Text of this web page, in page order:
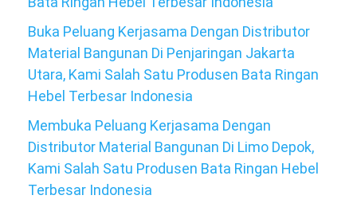
Buka Peluang Kerjasama Dengan Distributor
Material Bangunan Di Penjaringan Jakarta
Utara, Kami Salah Satu Produsen Bata Ringan
Hebel Terbesar Indonesia
Membuka Peluang Kerjasama Dengan
Distributor Material Bangunan Di Limo Depok,
Kami Salah Satu Produsen Bata Ringan Hebel
Terbesar Indonesia